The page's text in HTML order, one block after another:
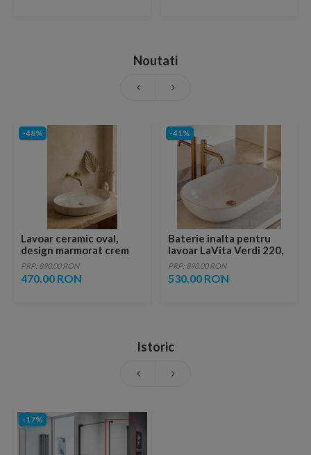
Noutati
-48%
Lavoar ceramic oval,
design marmorat crem
lucios cu vene aurii,
ventil inclus
PRP: 890.00 RON
470.00 RON
-41%
Baterie inalta pentru
lavoar LaVita Verdi 220,
fara ventil, brushed
copper
PRP: 890.00 RON
530.00 RON
Istoric
-17%